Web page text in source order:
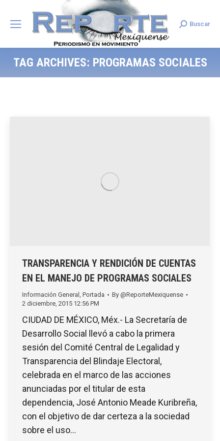
Search:
Buscar
TAG ARCHIVES: PROGRAMAS SOCIALES
TRANSPARENCIA Y RENDICIÓN DE CUENTAS
EN EL MANEJO DE PROGRAMAS SOCIALES
Información General Portada By @ReporteMexiquense
2 diciembre, 2015 12:56 PM
CIUDAD DE MÉXICO, Méx.- La Secretaría de
Desarrollo Social llevó a cabo la primera
sesión del Comité Central de Legalidad y
Transparencia del Blindaje Electoral,
celebrada en el marco de las acciones
anunciadas por el titular de esta
dependencia, José Antonio Meade Kuribreña,
con el objetivo de dar certeza a la sociedad
sobre el uso…